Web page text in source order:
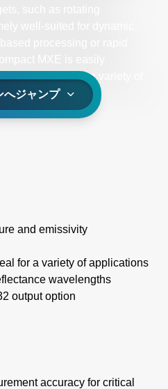
options support a variety of
へジャンプ
and emissivity
for a variety of applications
wavelengths
output option
accuracy for critical